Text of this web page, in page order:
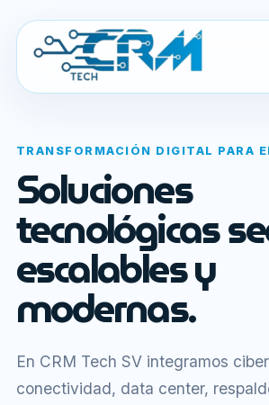
TRANSFORMACIÓN DIGITAL PARA
Soluciones
tecnológicas
escalables y
modernas.
En CRM Tech SV integramos
conectividad, data center,